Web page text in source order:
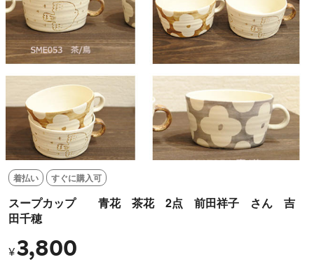
着払い すぐに購入可
スープカップ 青花 茶花 2点 前田祥子 さん 吉
田千穂
¥3,800